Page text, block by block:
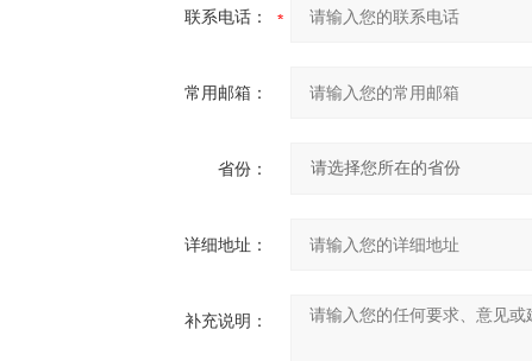
联系电话：
常用邮箱：
省份：
详细地址：
补充说明：